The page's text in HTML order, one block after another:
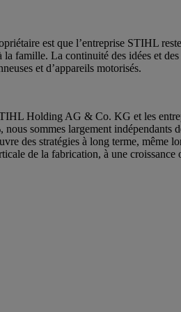
est que l’entreprise STIHL
famille. La continuité des idées et
et d’appareils motorisés.
Holding AG & Co. KG et les
sommes largement indépendants
des stratégies à long terme, même
de la fabrication, à une